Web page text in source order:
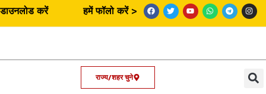
करें हमें फॉलो करें >
राज्य/शहर चुने